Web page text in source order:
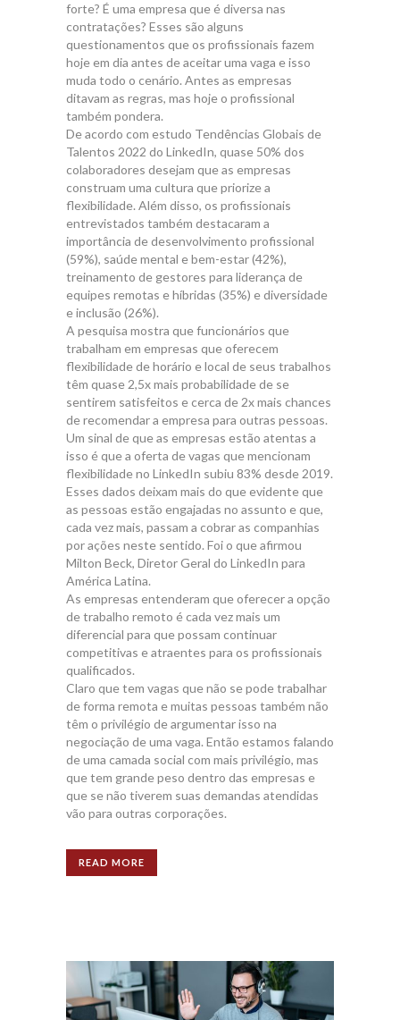
forte? É uma empresa que é diversa nas
contratações? Esses são alguns
questionamentos que os profissionais fazem
hoje em dia antes de aceitar uma vaga e isso
muda todo o cenário. Antes as empresas
ditavam as regras, mas hoje o profissional
também pondera.
De acordo com estudo Tendências Globais de
Talentos 2022 do LinkedIn, quase 50% dos
colaboradores desejam que as empresas
construam uma cultura que priorize a
flexibilidade. Além disso, os profissionais
entrevistados também destacaram a
importância de desenvolvimento profissional
(59%), saúde mental e bem-estar (42%),
treinamento de gestores para liderança de
equipes remotas e híbridas (35%) e diversidade
e inclusão (26%).
A pesquisa mostra que funcionários que
trabalham em empresas que oferecem
flexibilidade de horário e local de seus trabalhos
têm quase 2,5x mais probabilidade de se
sentirem satisfeitos e cerca de 2x mais chances
de recomendar a empresa para outras pessoas.
Um sinal de que as empresas estão atentas a
isso é que a oferta de vagas que mencionam
flexibilidade no LinkedIn subiu 83% desde 2019.
Esses dados deixam mais do que evidente que
as pessoas estão engajadas no assunto e que,
cada vez mais, passam a cobrar as companhias
por ações neste sentido. Foi o que afirmou
Milton Beck, Diretor Geral do LinkedIn para
América Latina.
As empresas entenderam que oferecer a opção
de trabalho remoto é cada vez mais um
diferencial para que possam continuar
competitivas e atraentes para os profissionais
qualificados.
Claro que tem vagas que não se pode trabalhar
de forma remota e muitas pessoas também não
têm o privilégio de argumentar isso na
negociação de uma vaga. Então estamos falando
de uma camada social com mais privilégio, mas
que tem grande peso dentro das empresas e
que se não tiverem suas demandas atendidas
vão para outras corporações.
READ MORE